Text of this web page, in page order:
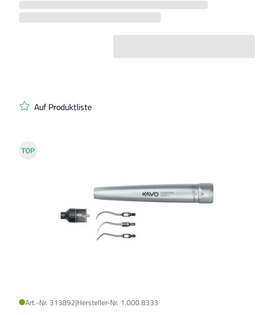
Auf Produktliste
Art.-Nr. 313892|Hersteller-Nr. 1.000.8333